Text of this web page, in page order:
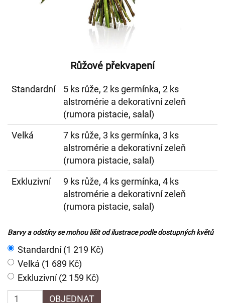
Růžové překvapení
Standardní
5 ks růže, 2 ks germínka, 2 ks
alstromérie a dekorativní zeleň
(rumora pistacie, salal)
Velká
7 ks růže, 3 ks germínka, 3 ks
alstromérie a dekorativní zeleň
(rumora pistacie, salal)
Exkluzivní
9 ks růže, 4 ks germínka, 4 ks
alstromérie a dekorativní zeleň
(rumora pistacie, salal)
Barvy a odstíny se mohou lišit od ilustrace podle dostupných květů
Standardní (1 219 Kč)
Velká (1 689 Kč)
Exkluzivní (2 159 Kč)
OBJEDNAT